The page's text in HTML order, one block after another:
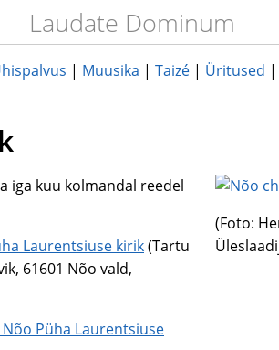
Laudate Dominum
| Muusika | Taizé | Üritused |
iga kuu kolmandal reedel
Laurentsiuse kirik(Tartu
61601 Nõo vald,
Nõo Püha Laurentsiuse
(Foto: